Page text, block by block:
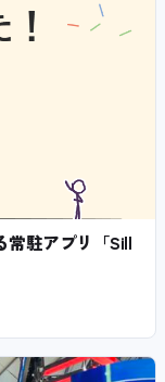
常駐アプリ「Sill